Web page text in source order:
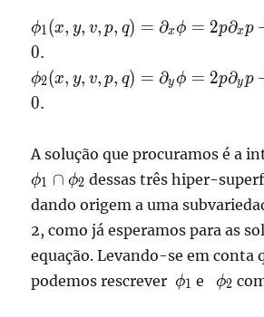
\displaystyle
\phi_1(x,y,v,p,q)
= \partial_x\phi
= 2p\partial_xp
+ 2q\partial_xq
ϕ1(x, y, v, p, q) = ∂xϕ = 2p∂xp
0.
\displaystyle
\phi_2(x,y,v,p,q)
+ 2q\partial_yq
-q = 0 .
ϕ2(x, y, v, p, q) = ∂yϕ = 2p∂yp
0.
A solução que procuramos é a
ϕ1 ∩ ϕ2 dessas três hiper-
dando origem a uma
2, como já esperamos para as
equação. Levando-se em conta
podemos rescrever ϕ1 e ϕ2